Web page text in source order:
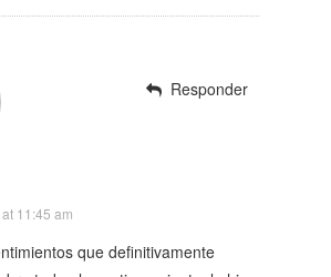
11:45 am
que definitivamente
Responder